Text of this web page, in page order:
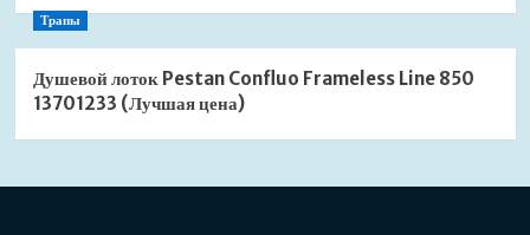
Трапы
Душевой лоток Pestan Confluo Frameless Line 850
13701233 (Лучшая цена)